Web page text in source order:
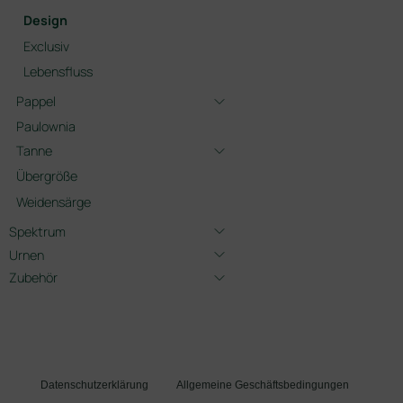
Design
Exclusiv
Lebensfluss
Pappel
Paulownia
Tanne
Übergröße
Weidensärge
Spektrum
Urnen
Zubehör
Datenschutzerklärung Allgemeine Geschäftsbedingungen